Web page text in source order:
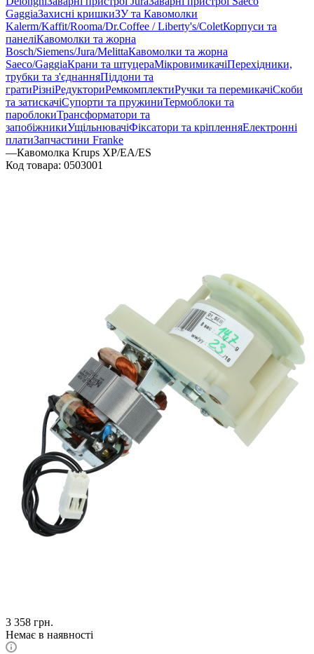
GaggiaЗахисні кришкиЗУ та Кавомолки
Kalerm/Kaffit/Rooma/Dr.Coffee / Liberty's/ColetКорпуси та
панеліКавомолки та жорна
Bosch/Siemens/Jura/MelittaКавомолки та жорна
Saeco/GaggiaКрани та штуцераМікровимикачіПерехідники,
трубки та з'єднанняПіддони та
гратиРізніРедукториРемкомплектиРучки та перемикачіСкоби
та затискачіСупорти та пружиниТермоблоки та
пароблокиТрансформатори та
запобіжникиУщільнювачіФіксатори та кріпленняЕлектронні
платиЗапчастини Franke
—Кавомолка Krups XP/EA/ES
Код товара: 0503001
3 358 грн.
Немає в наявності